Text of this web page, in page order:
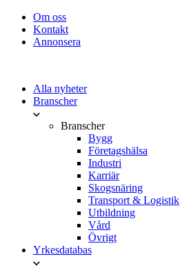
Om oss
Kontakt
Annonsera
Alla nyheter
Branscher
Branscher
Bygg
Företagshälsa
Industri
Karriär
Skogsnäring
Transport & Logistik
Utbildning
Vård
Övrigt
Yrkesdatabas